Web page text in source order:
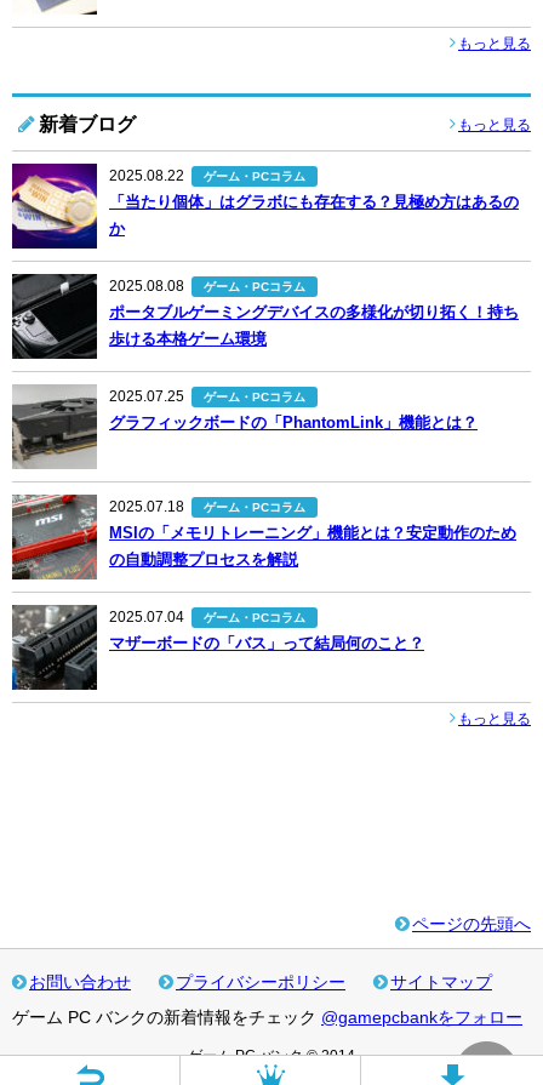
もっと見る
新着ブログ もっと見る
2025.08.22 ゲーム・PCコラム
「当たり個体」はグラボにも存在する？見極め方はあるの
か
2025.08.08 ゲーム・PCコラム
ポータブルゲーミングデバイスの多様化が切り拓く！持ち
歩ける本格ゲーム環境
2025.07.25 ゲーム・PCコラム
グラフィックボードの「PhantomLink」機能とは？
2025.07.18 ゲーム・PCコラム
MSIの「メモリトレーニング」機能とは？安定動作のため
の自動調整プロセスを解説
2025.07.04 ゲーム・PCコラム
マザーボードの「バス」って結局何のこと？
もっと見る
ページの先頭へ
お問い合わせ プライバシーポリシー
サイトマップ
ゲーム PC バンクの新着情報をチェック @gamepcbankをフォロー
ゲーム PC バンク © 2014